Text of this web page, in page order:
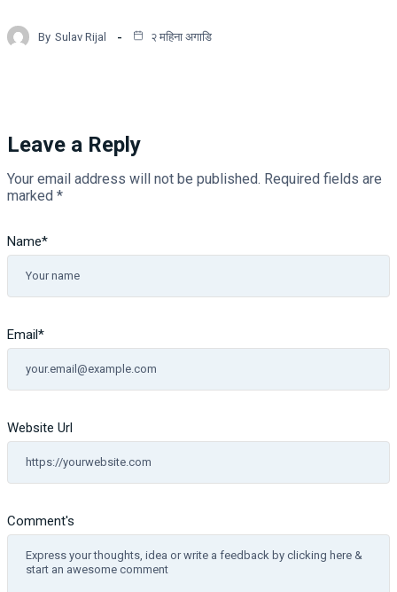
By Sulav Rijal २ महिना अगाडि
Leave a Reply
Your email address will not be published. Required fields are
marked *
Comment's
Name*
Email *
Website Url